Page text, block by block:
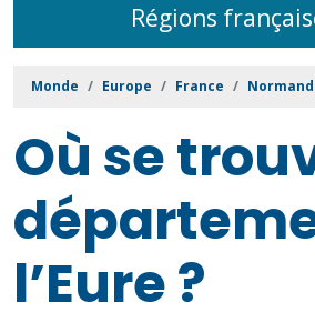
Régions
Monde Europe France
Où se
l’Eure ?